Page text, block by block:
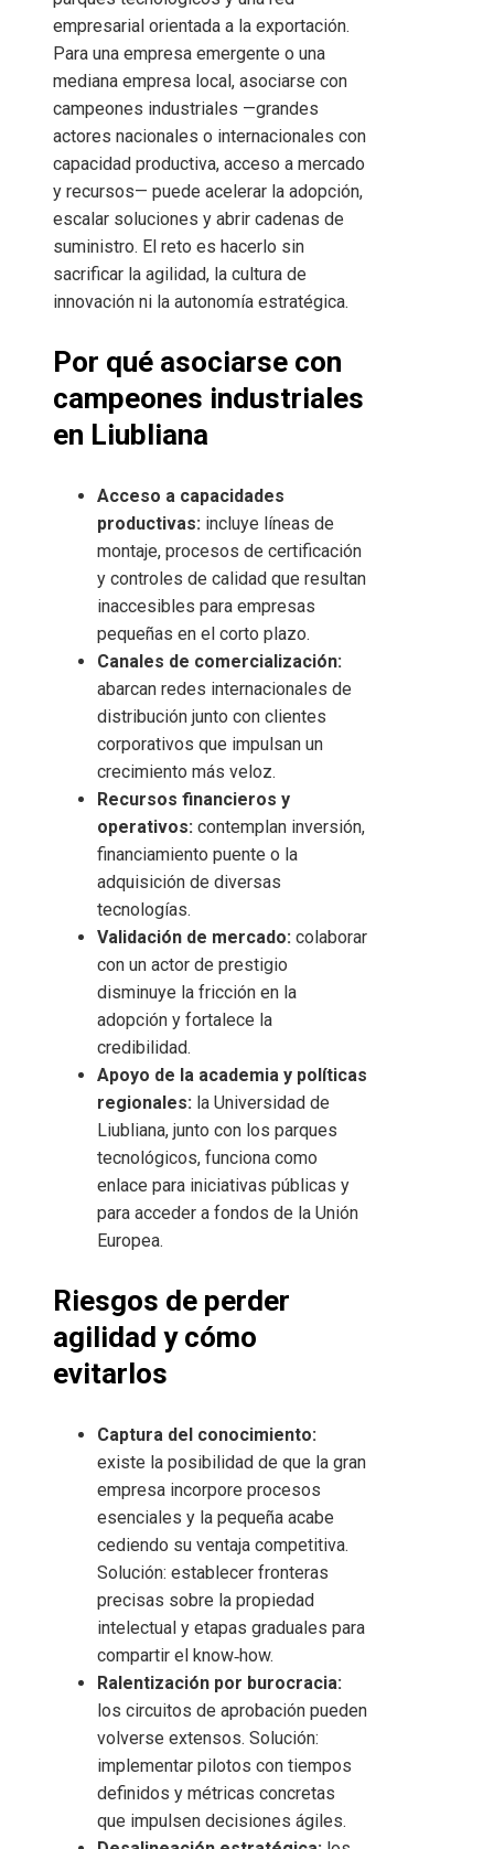
empresarial orientada a la exportación.
Para una empresa emergente o una
mediana empresa local, asociarse con
campeones industriales —grandes
actores nacionales o internacionales con
capacidad productiva, acceso a mercado
y recursos— puede acelerar la adopción,
escalar soluciones y abrir cadenas de
suministro. El reto es hacerlo sin
sacrificar la agilidad, la cultura de
innovación ni la autonomía estratégica.
Por qué asociarse con
campeones industriales
en Liubliana
Acceso a capacidades
productivas: incluye líneas de
montaje, procesos de certificación
y controles de calidad que resultan
inaccesibles para empresas
pequeñas en el corto plazo.
Canales de comercialización:
abarcan redes internacionales de
distribución junto con clientes
corporativos que impulsan un
crecimiento más veloz.
Recursos financieros y
operativos: contemplan inversión,
financiamiento puente o la
adquisición de diversas
tecnologías.
Validación de mercado: colaborar
con un actor de prestigio
disminuye la fricción en la
adopción y fortalece la
credibilidad.
Apoyo de la academia y políticas
regionales: la Universidad de
Liubliana, junto con los parques
tecnológicos, funciona como
enlace para iniciativas públicas y
para acceder a fondos de la Unión
Europea.
Riesgos de perder
agilidad y cómo
evitarlos
Captura del conocimiento:
existe la posibilidad de que la gran
empresa incorpore procesos
esenciales y la pequeña acabe
cediendo su ventaja competitiva.
Solución: establecer fronteras
precisas sobre la propiedad
intelectual y etapas graduales para
compartir el know‑how.
Ralentización por burocracia:
los circuitos de aprobación pueden
volverse extensos. Solución:
implementar pilotos con tiempos
definidos y métricas concretas
que impulsen decisiones ágiles.